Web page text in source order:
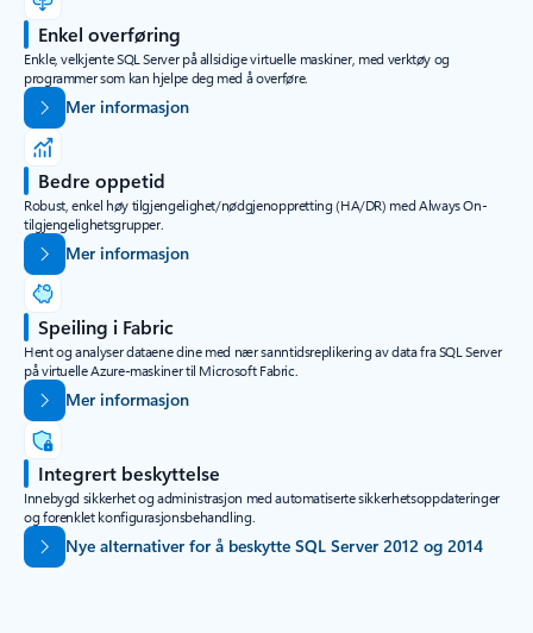
Enkel overføring
Enkle, velkjente SQL Server på allsidige virtuelle maskiner, med verktøy og
programmer som kan hjelpe deg med å overføre.
Mer informasjon
Bedre oppetid
Robust, enkel høy tilgjengelighet/nødgjenoppretting (HA/DR) med Always On-
tilgjengelighetsgrupper.
Mer informasjon
Speiling i Fabric
Hent og analyser dataene dine med nær sanntidsreplikering av data fra SQL Server
på virtuelle Azure-maskiner til Microsoft Fabric.
Mer informasjon
Integrert beskyttelse
Innebygd sikkerhet og administrasjon med automatiserte sikkerhetsoppdateringer
og forenklet konfigurasjonsbehandling.
Nye alternativer for å beskytte SQL Server 2012 og 2014